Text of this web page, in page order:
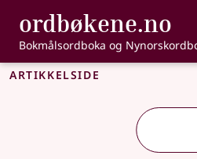
Gå til hovedinnhold
Tilgjengelighet
ordbøkene.no ,
Bokmålsordboka og
Artikkelside